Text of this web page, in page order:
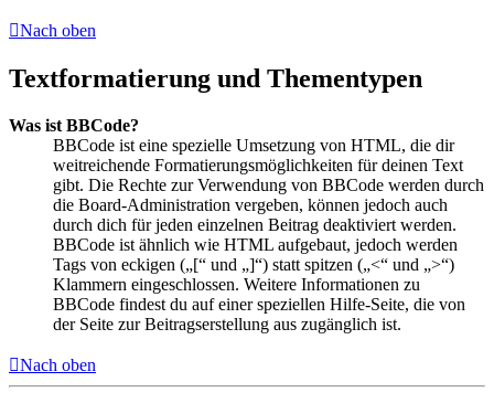
Nach oben
Textformatierung und Thementypen
Was ist BBCode?
BBCode ist eine spezielle Umsetzung von HTML, die dir
weitreichende Formatierungsmöglichkeiten für deinen Text
gibt. Die Rechte zur Verwendung von BBCode werden durch
die Board-Administration vergeben, können jedoch auch
durch dich für jeden einzelnen Beitrag deaktiviert werden.
BBCode ist ähnlich wie HTML aufgebaut, jedoch werden
Tags von eckigen („[“ und „]“) statt spitzen („<“ und „>“)
Klammern eingeschlossen. Weitere Informationen zu
BBCode findest du auf einer speziellen Hilfe-Seite, die von
der Seite zur Beitragserstellung aus zugänglich ist.
Nach oben